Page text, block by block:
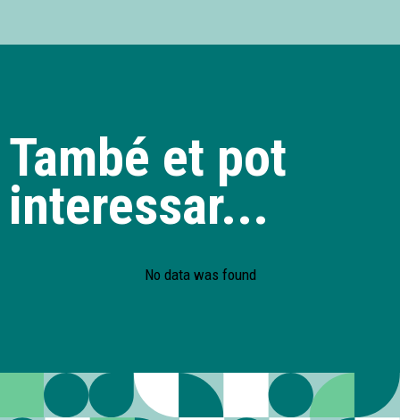
També et pot
interessar...
No data was found